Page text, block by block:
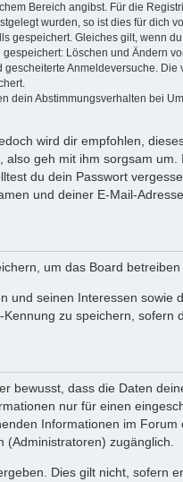
Bereich angibst. Für die
wurden, so ist dies für dich
Gleiches gilt, wenn
Löschen und Ändern
Anmeldeversuche.
Abstimmungsverhalten bei
wird dir empfohlen,
geh mit ihm sorgsam
du dein Passwort
und deiner E-Mail-
um das Board betreiben
seinen Interessen sowie
zu speichern,
bewusst, dass die Daten
nur für einen
Informationen im
zugänglich.
Dies gilt nicht, sofern